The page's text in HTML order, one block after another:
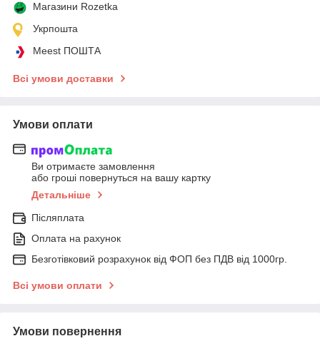
Магазини Rozetka
Укрпошта
Meest ПОШТА
Всі умови доставки
Умови оплати
Ви отримаєте замовлення
або гроші повернуться на вашу картку
Детальніше
Післяплата
Оплата на рахунок
Безготівковий розрахунок від ФОП без ПДВ від 1000гр.
Всі умови оплати
Умови повернення